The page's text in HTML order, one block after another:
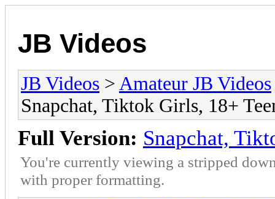
JB Videos
JB Videos > Amateur JB Videos
Snapchat, Tiktok Girls, 18+
Full Version: Snapchat,
You're currently viewing a stripped
with proper formatting.